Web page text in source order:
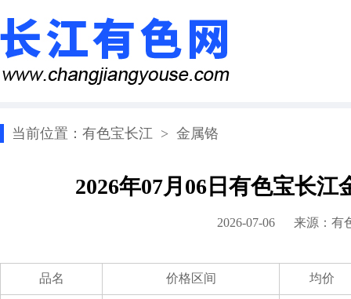
当前位置： 有色宝长江 > 金属铬
2026年07月06日有色宝长
2026-07-06 来源： 有
品名 价格区间 均价